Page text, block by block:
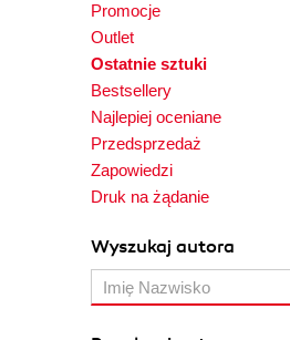
Promocje
Outlet
Ostatnie sztuki
Bestsellery
Najlepiej oceniane
Przedsprzedaż
Zapowiedzi
Druk na żądanie
Wyszukaj autora